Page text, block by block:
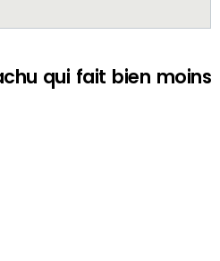
qui fait bien moins